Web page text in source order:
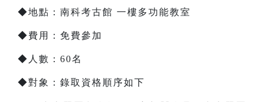
◆地點：南科考古館 一樓多功能教室
◆費用：免費參加
◆人數：60名
◆對象：錄取資格順序如下